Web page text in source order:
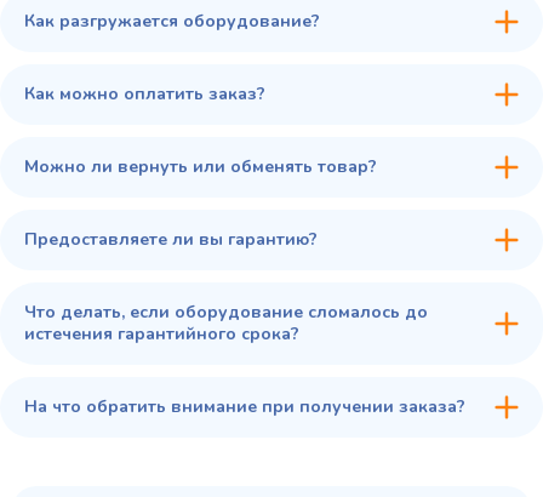
45 900 ₽
Как разгружается оборудование?
Как можно оплатить заказ?
Можно ли вернуть или обменять товар?
Предоставляете ли вы гарантию?
Что делать, если оборудование сломалось до
истечения гарантийного срока?
На что обратить внимание при получении заказа?